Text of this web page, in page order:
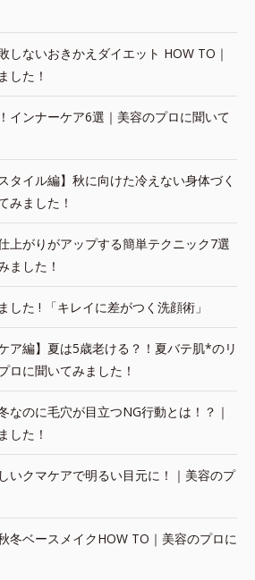
しないおきかえダイエット HOW TO｜
した！
インナーケア6選｜美容のプロに聞いて
タイル編】秋に向けた冷えない身体づく
みました！
上がりがアップする簡単テクニック7選
ました！
した ! 「キレイに差がつく洗顔術」
ア編】夏は5歳老ける？！夏バテ肌*のリ
ロに聞いてみました！
なのに毛穴が目立つNG行動とは！？｜
した！
いクマケアで明るい目元に！｜美容のプ
冬ベースメイクHOW TO｜美容のプロに